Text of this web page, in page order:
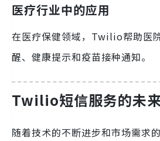
医疗行业中的应用
在医疗保健领域，Twilio帮助医
醒、健康提示和疫苗接种通知。
Twilio短信服务的未
随着技术的不断进步和市场需求